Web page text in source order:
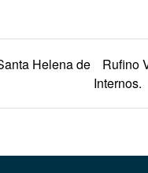
Helena de
Rufino
Internos.